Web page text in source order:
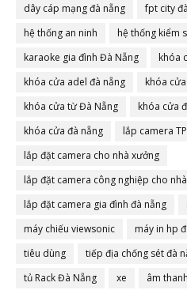
dây cáp mạng đà nẵng
fpt city
hệ thống an ninh
hệ thống kiểm
karaoke gia đình Đà Nẵng
khóa
khóa cửa adel đà nẵng
khóa
khóa cửa từ Đà Nẵng
khóa cửa
khóa cửa đà nẵng
lắp camera
lắp đặt camera cho nhà xưởng
lắp đặt camera công nghiệp cho
lắp đặt camera gia đình đà nẵng
máy chiếu viewsonic
máy in hp
tiêu dùng
tiếp địa chống sét đà
tủ Rack Đà Nẵng
xe
âm